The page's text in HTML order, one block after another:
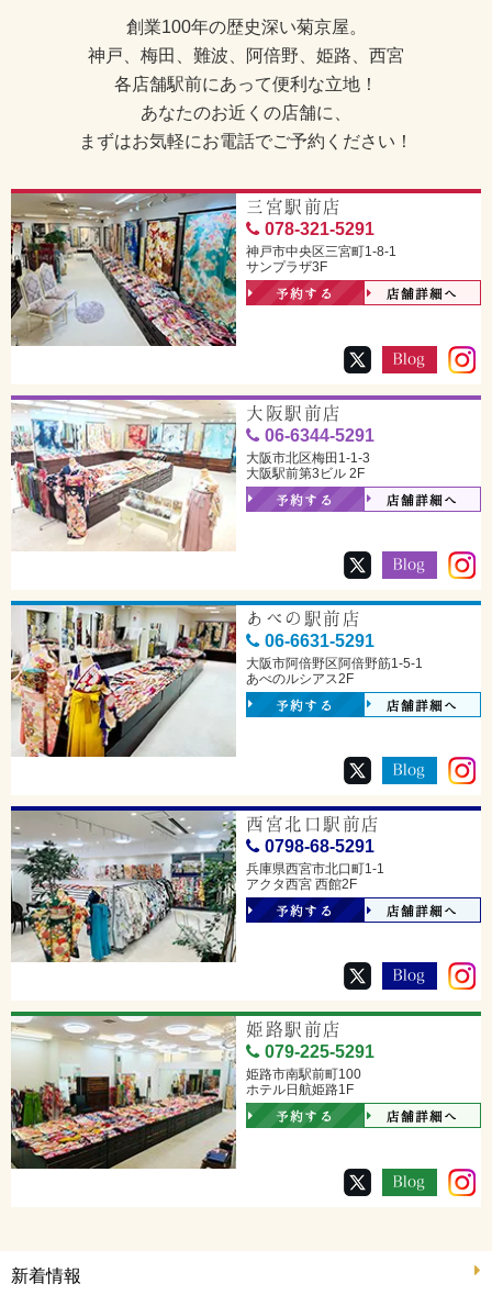
創業100年の歴史深い菊京屋。
神戸、梅田、難波、阿倍野、姫路、西宮
各店舗駅前にあって便利な立地！
あなたのお近くの店舗に、
まずはお気軽にお電話でご予約ください！
三宮駅前店
078-321-5291
神戸市中央区三宮町1-8-1
サンプラザ3F
予約する 店舗詳細へ
大阪駅前店
06-6344-5291
大阪市北区梅田1-1-3
大阪駅前第3ビル 2F
予約する 店舗詳細へ
あべの駅前店
06-6631-5291
大阪市阿倍野区阿倍野筋1-5-1
あべのルシアス2F
予約する 店舗詳細へ
西宮北口駅前店
0798-68-5291
兵庫県西宮市北口町1-1
アクタ西宮 西館2F
予約する 店舗詳細へ
姫路駅前店
079-225-5291
姫路市南駅前町100
ホテル日航姫路1F
予約する 店舗詳細へ
新着情報